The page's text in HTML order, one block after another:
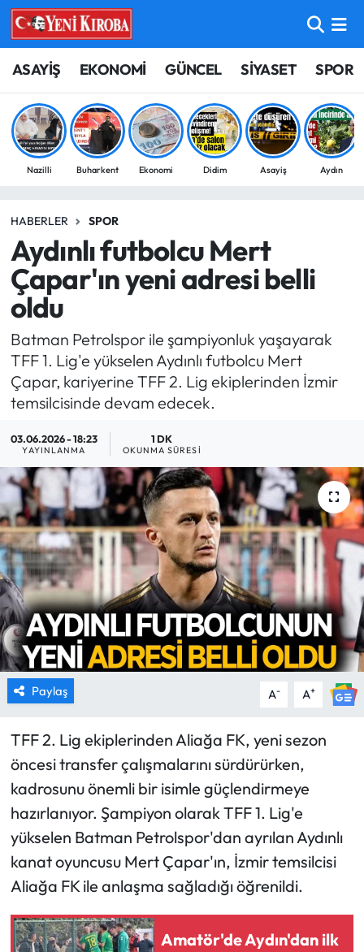
ASAYİŞ EKONOMİ GÜNCEL SİYASET SPOR
Nazilli Buharkent Ekonomi Didim Asayiş Aydın
HABERLER SPOR
Aydınlı futbolcu Mert
Çapar'ın yeni adresi belli
oldu
Batman Petrolspor ile şampiyonluk yaşayarak
TFF 1. Lig'e yükselen Aydınlı futbolcu Mert
Çapar, kariyerine TFF 2. Lig ekiplerinden İzmir
temsilcisinde devam edecek.
03.06.2026 - 18:23
YAYINLANMA
1 DK
OKUNMA SÜRESI
Paylaş A- A+
TFF 2. Lig ekiplerinden Aliağa FK, yeni sezon
öncesi transfer çalışmalarını sürdürürken,
kadrosunu önemli bir isimle güçlendirmeye
hazırlanıyor. Şampiyon olarak TFF 1. Lig'e
yükselen Batman Petrolspor'dan ayrılan Aydınlı
kanat oyuncusu Mert Çapar'ın, İzmir temsilcisi
Aliağa FK ile anlaşma sağladığı öğrenildi.
Amatör'de Aydın'dan ilk
ASAYİŞ
BİLİM-TEKNOLOJİ
ÇEVRE
EĞİTİM
EKONOMİ
GÜNCEL
GÜNDEM
MAGAZİN
SAĞLIK
SİYASET
SPOR
TARIM
TURİZM
YAŞAM
RESMİ İLANLAR
Aydın Nöbetçi Eczaneler
Aydın Hava Durumu
Aydin Namaz Vakitleri
Süper Lig Puan Durumu ve Fikstür
Tüm Manşetler
Son Dakika Haberleri
Haber Arşivi